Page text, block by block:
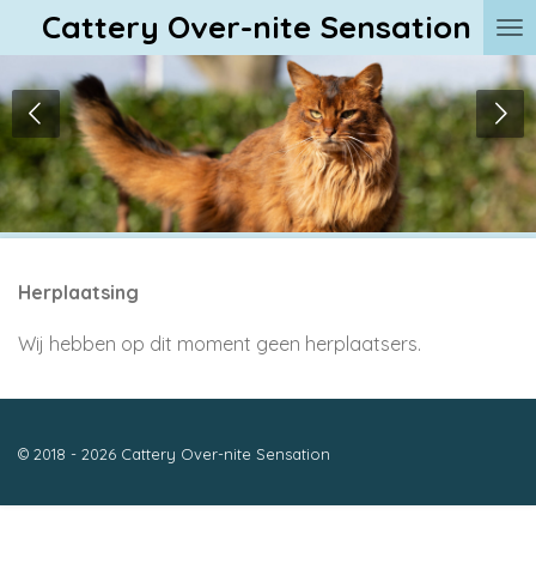
direct
naar
de
hoofdinhoud
Cattery Over-nite Sensation
Herplaatsing
Wij hebben op dit moment geen herplaatsers.
© 2018 - 2026 Cattery Over-nite Sensation